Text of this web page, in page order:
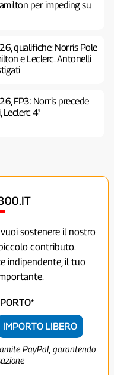
per impeding su
qualifiche: Norris Pole
e Leclerc. Antonelli
FP3: Norris precede
4°
sostenere il nostro
contributo.
indipendente, il tuo
IMPORTO LIBERO
PayPal, garantendo